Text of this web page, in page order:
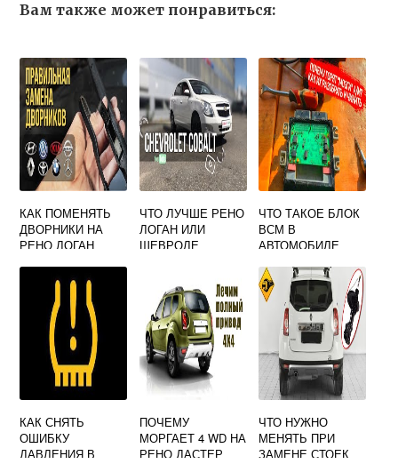
Вам также может понравиться:
КАК ПОМЕНЯТЬ
ДВОРНИКИ НА
РЕНО ЛОГАН
ЧТО ЛУЧШЕ РЕНО
ЛОГАН ИЛИ
ШЕВРОЛЕ
ЧТО ТАКОЕ БЛОК
ВСМ В
АВТОМОБИЛЕ
КАК СНЯТЬ
ОШИБКУ
ДАВЛЕНИЯ В
ПОЧЕМУ
МОРГАЕТ 4 WD НА
РЕНО ДАСТЕР
ЧТО НУЖНО
МЕНЯТЬ ПРИ
ЗАМЕНЕ СТОЕК